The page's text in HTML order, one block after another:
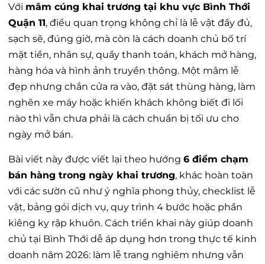
Với mâm cúng khai trương tại khu vực Bình Thới
Quận 11, điều quan trọng không chỉ là lễ vật đầy đủ,
sạch sẽ, đúng giờ, mà còn là cách doanh chủ bố trí
mặt tiền, nhân sự, quầy thanh toán, khách mở hàng,
hàng hóa và hình ảnh truyền thông. Một mâm lễ
đẹp nhưng chắn cửa ra vào, đặt sát thùng hàng, làm
nghẽn xe máy hoặc khiến khách không biết đi lối
nào thì vẫn chưa phải là cách chuẩn bị tối ưu cho
ngày mở bán.
Bài viết này được viết lại theo hướng 6 điểm chạm
bán hàng trong ngày khai trương, khác hoàn toàn
với các sườn cũ như ý nghĩa phong thủy, checklist lễ
vật, bảng gói dịch vụ, quy trình 4 bước hoặc phần
kiêng kỵ rập khuôn. Cách triển khai này giúp doanh
chủ tại Bình Thới dễ áp dụng hơn trong thực tế kinh
doanh năm 2026: làm lễ trang nghiêm nhưng vẫn